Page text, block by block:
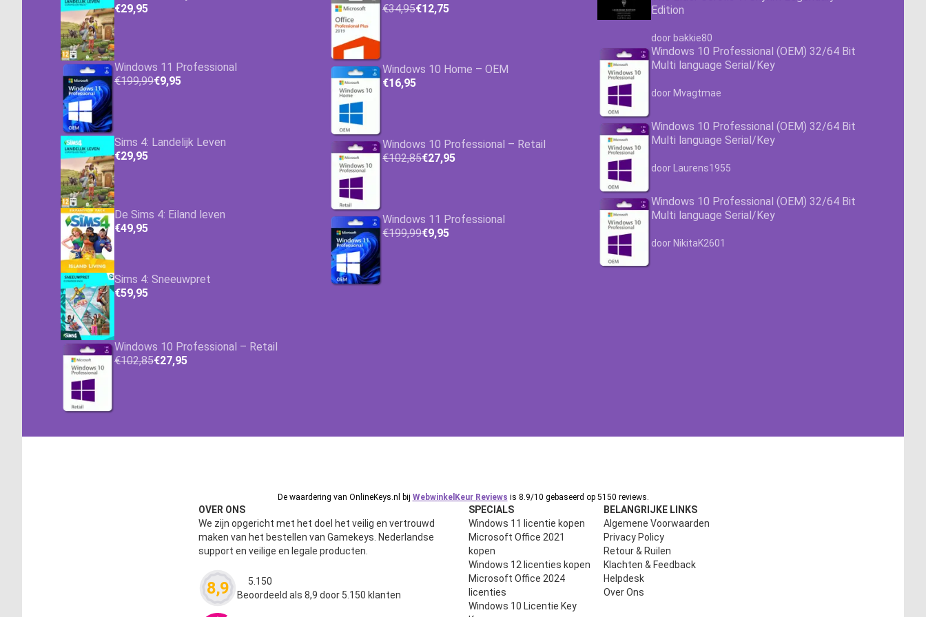
€29,95
Windows 11 Professional
€199,99€9,95
Sims 4: Landelijk Leven
€29,95
De Sims 4: Eiland leven
€49,95
Sims 4: Sneeuwpret
€59,95
Windows 10 Professional – Retail
€102,85€27,95
€34,95€12,75
Windows 10 Home – OEM
€16,95
Windows 10 Professional – Retail
€102,85€27,95
Windows 11 Professional
€199,99€9,95
Edition
Waardering4.63
door bakkie80
Windows 10 Professional (OEM) 32/64 Bit
Multi language Serial/Key
Waardering4.63
door Mvagtmae
Windows 10 Professional (OEM) 32/64 Bit
Multi language Serial/Key
Waardering4.63uit 5
door Laurens1955
Windows 10 Professional (OEM) 32/64 Bit
Multi language Serial/Key
Waardering4.63
door NikitaK2601
De waardering van OnlineKeys.nl bij WebwinkelKeur Reviews is 8.9/10 gebaseerd op 5150 reviews.
OVER ONS
We zijn opgericht met het doel het veilig en vertrouwd
maken van het bestellen van Gamekeys. Nederlandse
support en veilige en legale producten.
8,9 Waardering
5.150
Beoordeeld als 8,9 door 5.150 klanten
SPECIALS
Windows 11 licentie kopen
Microsoft Office 2021
kopen
Windows 12 licenties kopen
Microsoft Office 2024
licenties
Windows 10 Licentie Key
BELANGRIJKE LINKS
Algemene Voorwaarden
Privacy Policy
Retour & Ruilen
Klachten & Feedback
Helpdesk
Over Ons